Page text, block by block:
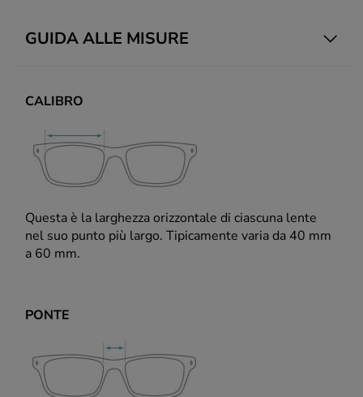
GUIDA ALLE MISURE
CALIBRO
Questa è la larghezza orizzontale di ciascuna lente
nel suo punto più largo. Tipicamente varia da 40 mm
a 60 mm.
PONTE